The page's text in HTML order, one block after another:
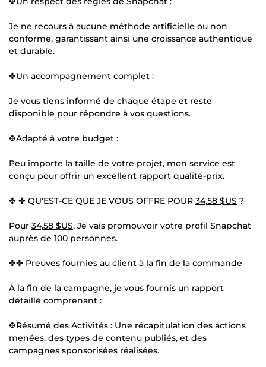
Je ne recours à aucune méthode artificielle ou non
conforme, garantissant ainsi une croissance authentique
et durable.
✤Un accompagnement complet :
Je vous tiens informé de chaque étape et reste
disponible pour répondre à vos questions.
✤Adapté à votre budget :
Peu importe la taille de votre projet, mon service est
conçu pour offrir un excellent rapport qualité-prix.
✤ ✤ QU'EST-CE QUE JE VOUS OFFRE POUR 34,58 $US ?
Pour 34,58 $US, Je vais promouvoir votre profil Snapchat
auprès de 100 personnes.
✤✤ Preuves fournies au client à la fin de la commande
À la fin de la campagne, je vous fournis un rapport
détaillé comprenant :
✤Résumé des Activités : Une récapitulation des actions
menées, des types de contenu publiés, et des
campagnes sponsorisées réalisées.